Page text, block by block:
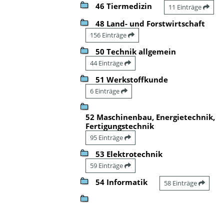
46 Tiermedizin 11 Einträge
48 Land- und Forstwirtschaft
156 Einträge
50 Technik allgemein
44 Einträge
51 Werkstoffkunde
6 Einträge
52 Maschinenbau, Energietechnik,
Fertigungstechnik
95 Einträge
53 Elektrotechnik
59 Einträge
54 Informatik 58 Einträge